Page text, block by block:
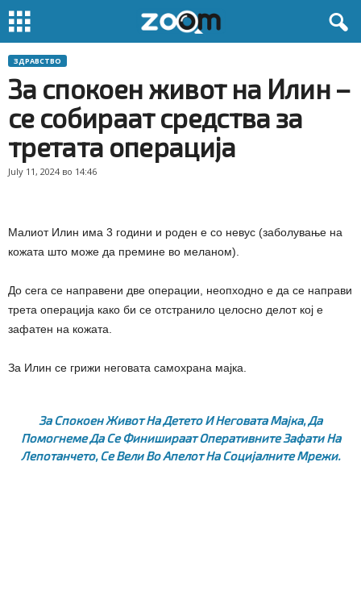
ЗДРАВСТВО
За спокоен живот на Илин –
се собираат средства за
третата операција
July 11, 2024 во 14:46
Малиот Илин има 3 години и роден е со невус (заболување на
кожата што може да премине во меланом).
До сега се направени две операции, неопходно е да се направи
трета операција како би се отстранило целосно делот кој е
зафатен на кожата.
За Илин се грижи неговата самохрана мајка.
За Спокоен Живот На Детето И Неговата Мајка, Да
Помогнеме Да Се Финишираат Оперативните Зафати На
Лепотанчето,Се Вели Во Апелот На Социјалните Мрежи.